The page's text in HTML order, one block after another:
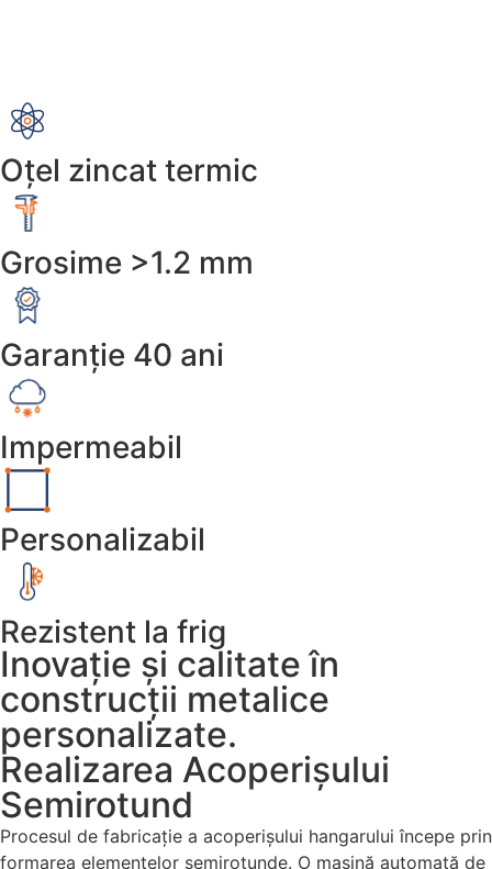
Oțel zincat termic
Grosime >1.2 mm
Garanție 40 ani
Impermeabil
Personalizabil
Rezistent la frig
Inovație și calitate în
construcții metalice
personalizate.
Realizarea Acoperișului
Semirotund
Procesul de fabricație a acoperișului hangarului începe prin
formarea elementelor semirotunde. O mașină automată de